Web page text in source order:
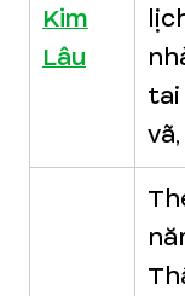
Kim
Lâu